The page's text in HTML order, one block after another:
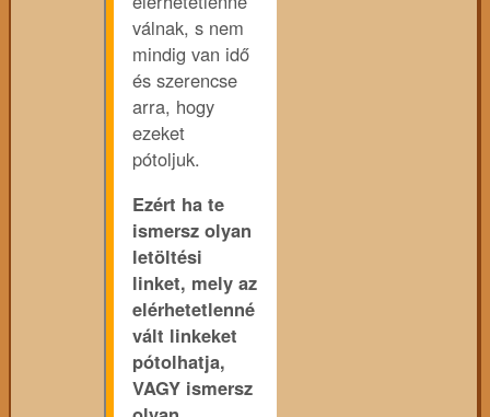
válnak, s nem
mindig van idő
és szerencse
arra, hogy
ezeket
pótoljuk.
Ezért ha te
ismersz olyan
letöltési
linket, mely az
elérhetetlenné
vált linkeket
pótolhatja,
VAGY ismersz